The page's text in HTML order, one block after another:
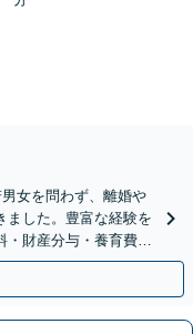
女を問わず、離婚や
ました。豊富な経験を
・財産分与・養育費ほ
下さい。